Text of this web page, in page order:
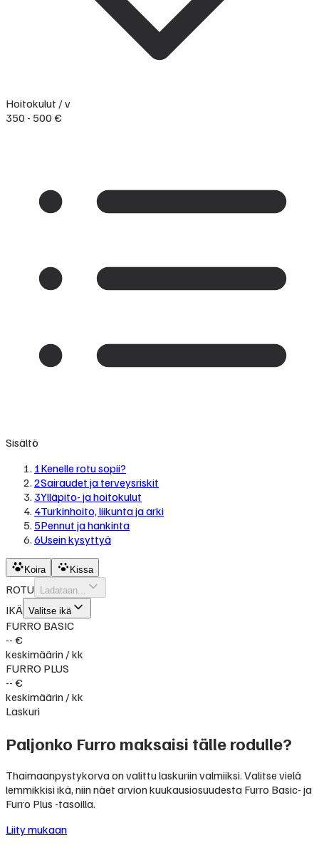
Hoitokulut / v
350 - 500 €
Sisältö
1Kenelle rotu sopii?
2Sairaudet ja terveysriskit
3Ylläpito- ja hoitokulut
4Turkinhoito, liikunta ja arki
5Pennut ja hankinta
6Usein kysyttyä
Koira Kissa
ROTU Ladataan...
IKÄ Valitse ikä
FURRO BASIC
-- €
keskimäärin / kk
FURRO PLUS
-- €
keskimäärin / kk
Laskuri
Paljonko Furro maksaisi tälle rodulle?
Thaimaanpystykorva on valittu laskuriin valmiiksi. Valitse vielä
lemmikkisi ikä, niin näet arvion kuukausiosuudesta Furro Basic- ja
Furro Plus -tasoilla.
Liity mukaan